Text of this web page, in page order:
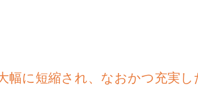
幅に短縮され、なおかつ充実し